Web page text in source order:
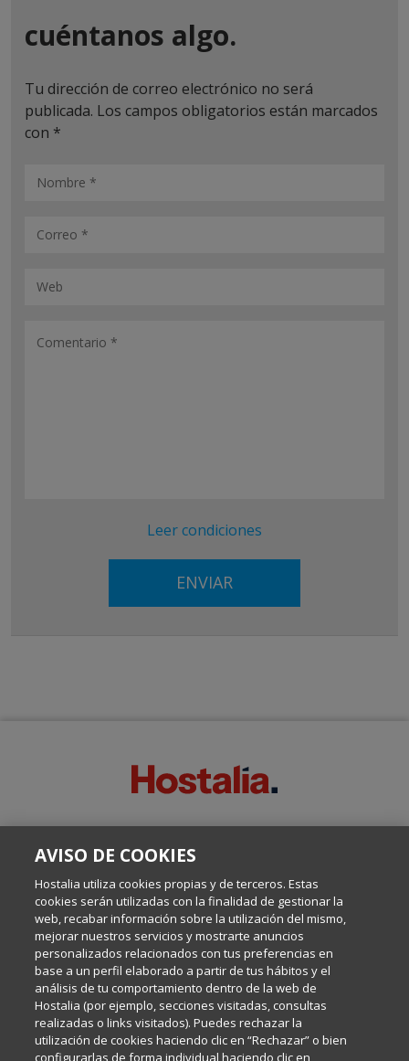
cuéntanos algo.
Tu dirección de correo electrónico no será
publicada. Los campos obligatorios están marcados
con *
Leer condiciones
Escrito por el equipo de Comunicación de Hostalia, dirigido por
Internet y Tecnología.
Política de privacidad
Política de cookies
Aviso legal
AVISO DE COOKIES
Hostalia utiliza cookies propias y de terceros. Estas
cookies serán utilizadas con la finalidad de gestionar la
web, recabar información sobre la utilización del mismo,
mejorar nuestros servicios y mostrarte anuncios
personalizados relacionados con tus preferencias en
base a un perfil elaborado a partir de tus hábitos y el
análisis de tu comportamiento dentro de la web de
Hostalia (por ejemplo, secciones visitadas, consultas
realizadas o links visitados). Puedes rechazar la
utilización de cookies haciendo clic en “Rechazar” o bien
configurarlas de forma individual haciendo clic en